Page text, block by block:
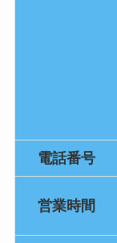
電話番号
営業時間